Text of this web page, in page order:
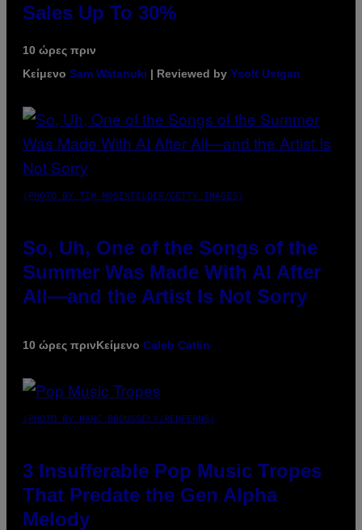
Sales Up To 30%
10 ώρες πριν
Κείμενο Sam Watanuki | Reviewed by Ysolt Usigan
(PHOTO BY TIM MOSENFELDER/GETTY IMAGES)
So, Uh, One of the Songs of the
Summer Was Made With AI After
All—and the Artist Is Not Sorry
10 ώρες πρινΚείμενο Caleb Catlin
(PHOTO BY MARC BROUSSELY/REDFERNS)
3 Insufferable Pop Music Tropes
That Predate the Gen Alpha
Melody